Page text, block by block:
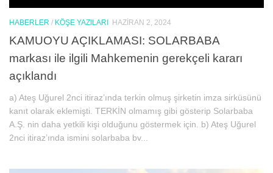
HABERLER / KÖŞE YAZILARI HAZIRAN 2, 2024
KAMUOYU AÇIKLAMASI: SOLARBABA
markası ile ilgili Mahkemenin gerekçeli kararı
açıklandı
a) Ateş Uğurel 2nci itiraz’ında terkin olmuş şirketin imza sirküsünü
kanıt olarak eklemişti. TERKİN olmamış gibi gösterip Solarbaba
A.Ş. nin daha yetkili kişi olduğunu göstermek için. b) Ateş Uğurel
2nci itiraz’ında ismini solarbaba bv...